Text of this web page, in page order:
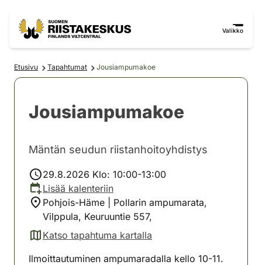
Valikko
Etusivu Tapahtumat Jousiampumakoe
Jousiampumakoe
Mäntän seudun riistanhoitoyhdistys
29.8.2026 Klo: 10:00-13:00
Lisää kalenteriin
Pohjois-Häme | Pollarin ampumarata,
Vilppula, Keuruuntie 557,
Katso tapahtuma kartalla
(avautuu uuteen välilehteen)
Ilmoittautuminen ampumaradalla kello 10-11.